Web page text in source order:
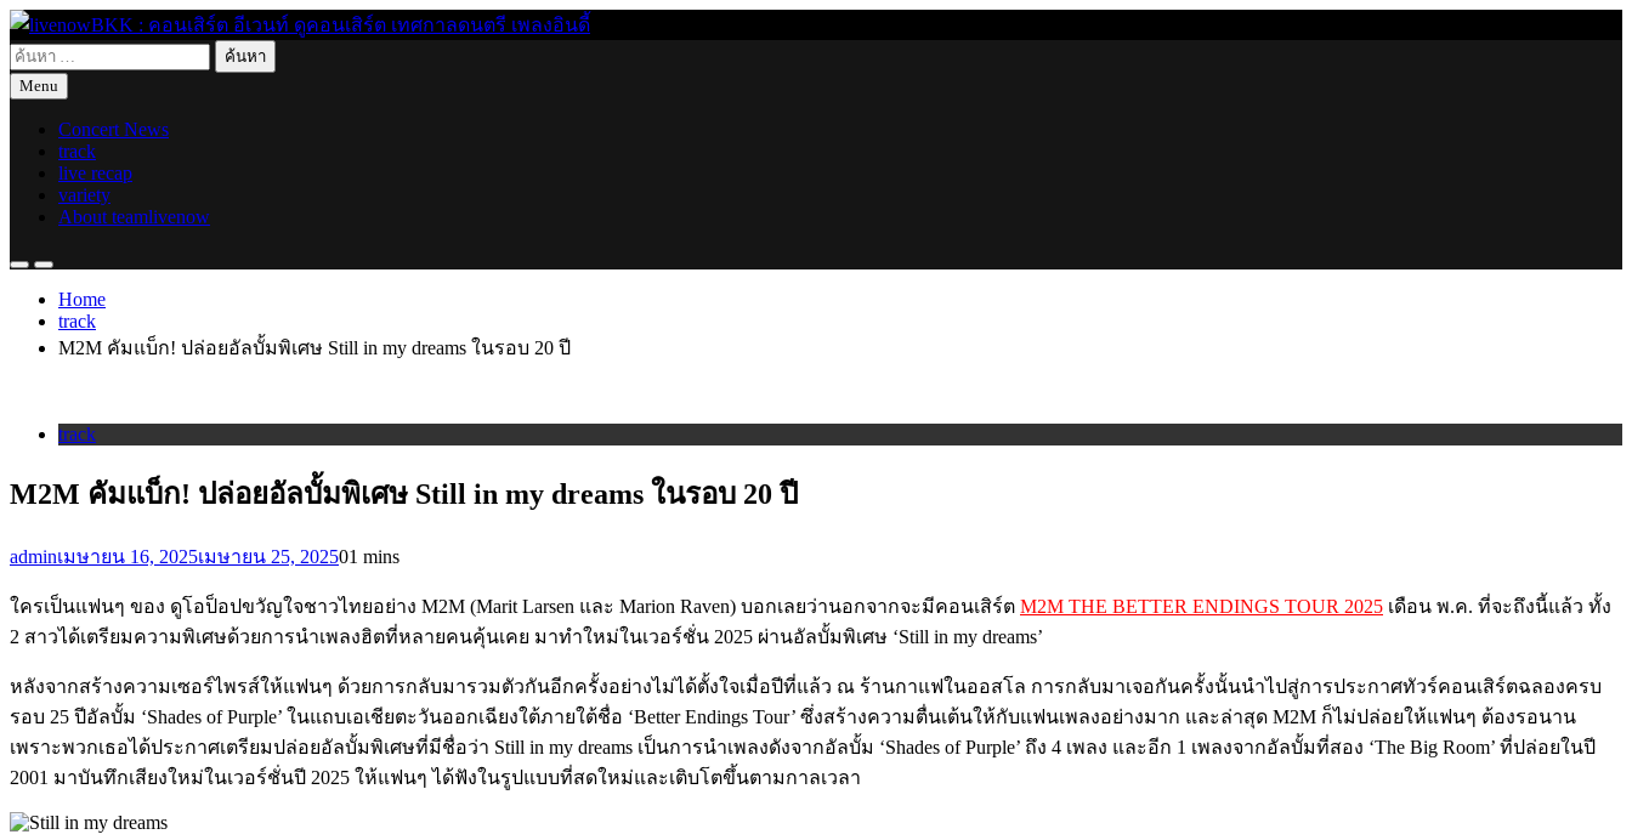
Skip
to
content
livenowBKK : คอนเสิร์ต อีเวนท์ ดูคอนเสิร์ต เทศกาลดนตรี เพลงอินดี้
live for today
ค้นหา
สำหรับ:
Menu
Concert News
track
live recap
variety
About teamlivenow
Home
track
M2M คัมแบ็ก! ปล่อยอัลบั้มพิเศษ Still in my dreams ในรอบ 20 ปี
track
M2M คัมแบ็ก! ปล่อยอัลบั้มพิเศษ Still in my dreams ในรอบ 20 ปี
adminเมษายน 16, 2025เมษายน 25, 202501 mins
ใครเป็นแฟนๆ ของ ดูโอป็อปขวัญใจชาวไทยอย่าง M2M (Marit Larsen และ Marion Raven) บอกเลยว่านอกจากจะมีคอนเสิร์ต M2M THE BETTER ENDINGS TOUR 2025 เดือน พ.ค. ที่จะถึงนี้แล้ว ทั้ง
2 สาวได้เตรียมความพิเศษด้วยการนำเพลงฮิตที่หลายคนคุ้นเคย มาทำใหม่ในเวอร์ชั่น 2025 ผ่านอัลบั้มพิเศษ ‘Still in my dreams’
หลังจากสร้างความเซอร์ไพรส์ให้แฟนๆ ด้วยการกลับมารวมตัวกันอีกครั้งอย่างไม่ได้ตั้งใจเมื่อปีที่แล้ว ณ ร้านกาแฟในออสโล การกลับมาเจอกันครั้งนั้นนำไปสู่การประกาศทัวร์คอนเสิร์ตฉลองครบ
รอบ 25 ปีอัลบั้ม ‘Shades of Purple’ ในแถบเอเชียตะวันออกเฉียงใต้ภายใต้ชื่อ ‘Better Endings Tour’ ซึ่งสร้างความตื่นเต้นให้กับแฟนเพลงอย่างมาก และล่าสุด M2M ก็ไม่ปล่อยให้แฟนๆ ต้องรอนาน
เพราะพวกเธอได้ประกาศเตรียมปล่อยอัลบั้มพิเศษที่มีชื่อว่า Still in my dreams เป็นการนำเพลงดังจากอัลบั้ม ‘Shades of Purple’ ถึง 4 เพลง และอีก 1 เพลงจากอัลบั้มที่สอง ‘The Big Room’ ที่ปล่อยในปี
2001 มาบันทึกเสียงใหม่ในเวอร์ชั่นปี 2025 ให้แฟนๆ ได้ฟังในรูปแบบที่สดใหม่และเติบโตขึ้นตามกาลเวลา